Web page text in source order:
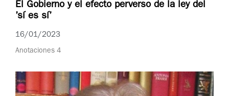
El Gobierno y el efecto perverso de la ley del
’sí es sí’
16/01/2023
Anotaciones 4